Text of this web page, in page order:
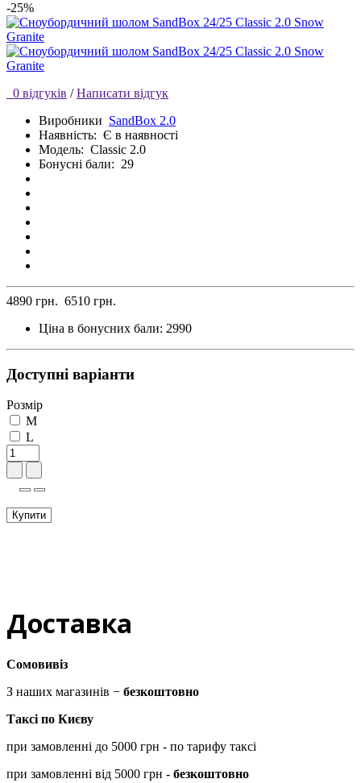
-25%
0 відгуків / Написати відгук
Виробники SandBox 2.0
Наявність: Є в наявності
Модель: Classic 2.0
Бонусні бали: 29
4890 грн. 6510 грн.
Ціна в бонусних бали: 2990
Доступні варіанти
Розмір
M
L
Купити
Доставка
Сомовивіз
З наших магазинів − безкоштовно
Таксі по Києву
при замовленні до 5000 грн - по тарифу таксі
при замовленні від 5000 грн - безкоштовно